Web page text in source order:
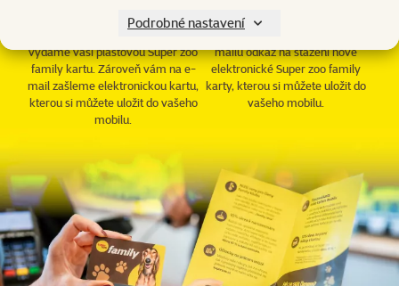
Podrobné nastavení
můžete zdarma registrovat do
vydáme vaši plastovou Super zoo
family kartu. Zároveň vám na e-
mail zašleme elektronickou kartu,
kterou si můžete uložit do vašeho
mobilu.
provedete na této stránce. Po
mailu odkaz na stažení nové
elektronické Super zoo family
karty, kterou si můžete uložit do
vašeho mobilu.